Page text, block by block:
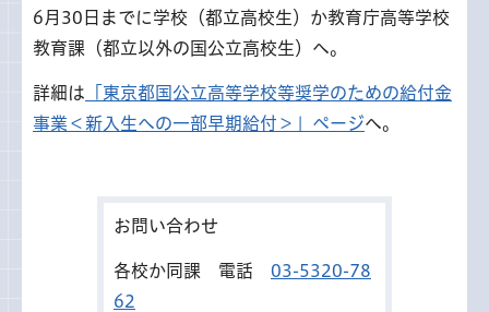
6月30日までに学校（都立高校生）か教育庁高等学校
教育課（都立以外の国公立高校生）へ。
詳細は 「東京都国公立高等学校等奨学のための給付金
事業＜新入生への一部早期給付＞」ページへ。
お問い合わせ
各校か同課 電話 03-5320-78
62